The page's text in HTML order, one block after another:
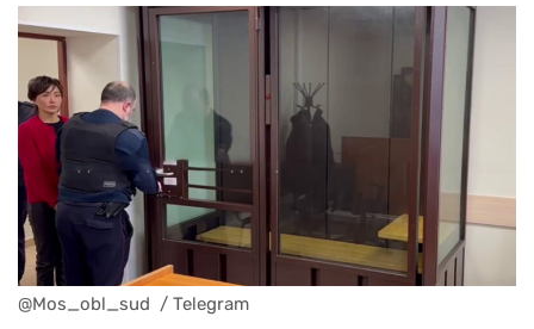
@Mos_obl_sud  / Telegram